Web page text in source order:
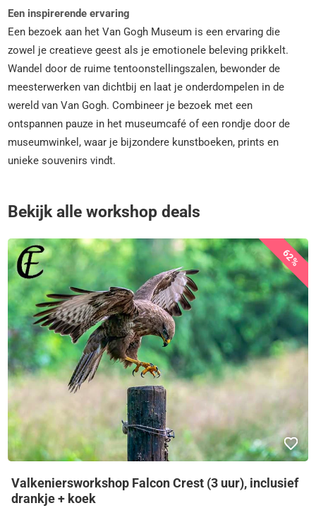
Een inspirerende ervaring
Een bezoek aan het Van Gogh Museum is een ervaring die
zowel je creatieve geest als je emotionele beleving prikkelt.
Wandel door de ruime tentoonstellingszalen, bewonder de
meesterwerken van dichtbij en laat je onderdompelen in de
wereld van Van Gogh. Combineer je bezoek met een
ontspannen pauze in het museumcafé of een rondje door de
museumwinkel, waar je bijzondere kunstboeken, prints en
unieke souvenirs vindt.
Bekijk alle workshop deals
62%
Valkeniersworkshop Falcon Crest (3 uur), inclusief
drankje + koek